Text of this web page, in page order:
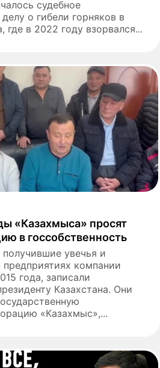
судебное
о гибели горняков в
в 2022 году взорвался...
«Казахмыса» просят
в госсобственность
увечья и
предприятиях компании
года, записали
Казахстана. Они
«Казахмыс»,...